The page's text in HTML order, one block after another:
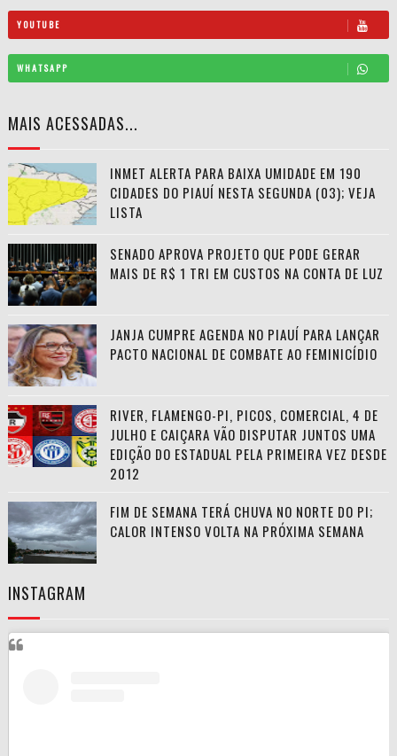
YOUTUBE
WHATSAPP
MAIS ACESSADAS...
INMET ALERTA PARA BAIXA UMIDADE EM 190
CIDADES DO PIAUÍ NESTA SEGUNDA (03); VEJA
LISTA
SENADO APROVA PROJETO QUE PODE GERAR
MAIS DE R$ 1 TRI EM CUSTOS NA CONTA DE LUZ
JANJA CUMPRE AGENDA NO PIAUÍ PARA LANÇAR
PACTO NACIONAL DE COMBATE AO FEMINICÍDIO
RIVER, FLAMENGO-PI, PICOS, COMERCIAL, 4 DE
JULHO E CAIÇARA VÃO DISPUTAR JUNTOS UMA
EDIÇÃO DO ESTADUAL PELA PRIMEIRA VEZ DESDE
2012
FIM DE SEMANA TERÁ CHUVA NO NORTE DO PI;
CALOR INTENSO VOLTA NA PRÓXIMA SEMANA
INSTAGRAM